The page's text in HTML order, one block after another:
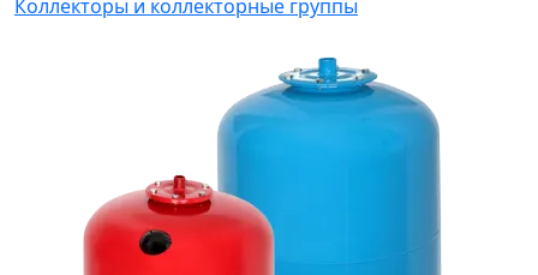
Коллекторы и коллекторные группы